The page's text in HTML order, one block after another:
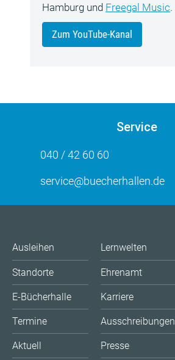
Hamburg und Freegal Music.
Zum YouTube-Kanal
Service
040 / 42 60 60
service@buecherhallen.de
Ausleihen
Standorte
E-Bücherhalle
Termine
Aktuell
Lernwelten
Ehrenamt
Karriere
Ausschreibungen
Presse